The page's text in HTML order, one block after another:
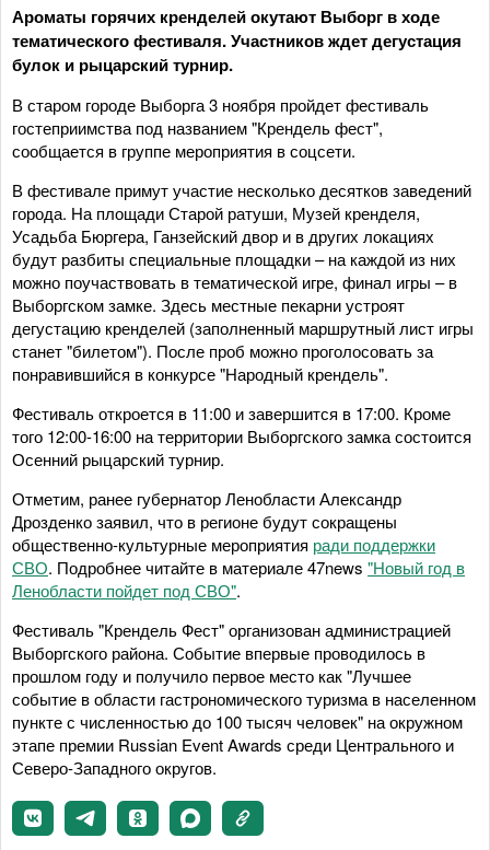
Ароматы горячих кренделей окутают Выборг в ходе
тематического фестиваля. Участников ждет дегустация
булок и рыцарский турнир.
В старом городе Выборга 3 ноября пройдет фестиваль
гостеприимства под названием "Крендель фест",
сообщается в группе мероприятия в соцсети.
В фестивале примут участие несколько десятков заведений
города. На площади Старой ратуши, Музей кренделя,
Усадьба Бюргера, Ганзейский двор и в других локациях
будут разбиты специальные площадки – на каждой из них
можно поучаствовать в тематической игре, финал игры – в
Выборгском замке. Здесь местные пекарни устроят
дегустацию кренделей (заполненный маршрутный лист игры
станет "билетом"). После проб можно проголосовать за
понравившийся в конкурсе "Народный крендель".
Фестиваль откроется в 11:00 и завершится в 17:00. Кроме
того 12:00-16:00 на территории Выборгского замка состоится
Осенний рыцарский турнир.
Отметим, ранее губернатор Ленобласти Александр
Дрозденко заявил, что в регионе будут сокращены
общественно-культурные мероприятия ради поддержки
СВО. Подробнее читайте в материале 47news "Новый год в
Ленобласти пойдет под СВО".
Фестиваль "Крендель Фест" организован администрацией
Выборгского района. Событие впервые проводилось в
прошлом году и получило первое место как "Лучшее
событие в области гастрономического туризма в населенном
пункте с численностью до 100 тысяч человек" на окружном
этапе премии Russian Event Awards среди Центрального и
Северо-Западного округов.